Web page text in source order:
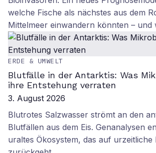
welche Fische als nächstes aus dem
Mittelmeer einwandern könnten – und
ERDE & UMWELT
Blutfälle in der Antarktis: Was
ihre Entstehung verraten
3. August 2026
Blutrotes Salzwasser strömt an den
Blutfällen aus dem Eis. Genanalysen
uraltes Ökosystem, das auf urzeitliche